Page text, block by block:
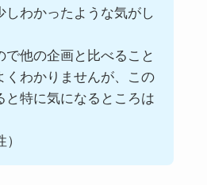
しわかったような気がし
で他の企画と比べること
くわかりませんが、この
と特に気になるところは